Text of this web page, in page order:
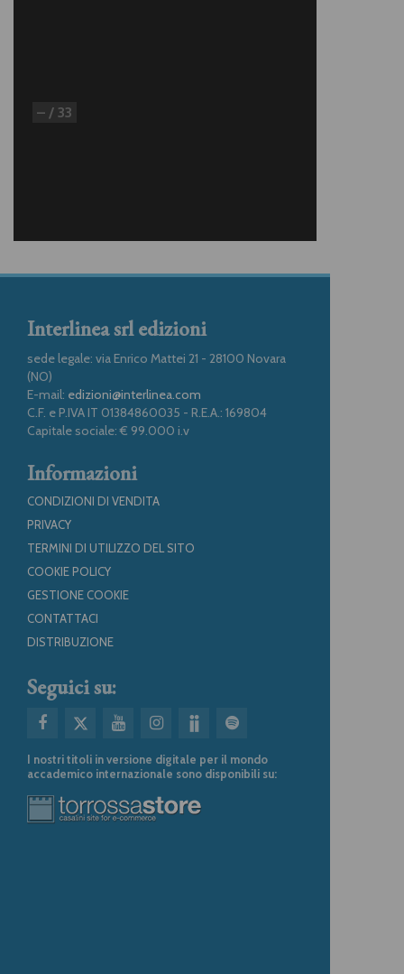
– / 33
Interlinea srl edizioni
sede legale: via Enrico Mattei 21 - 28100 Novara
(NO)
E-mail: edizioni@interlinea.com
C.F. e P.IVA IT 01384860035 - R.E.A.: 169804
Capitale sociale: € 99.000 i.v
Informazioni
CONDIZIONI DI VENDITA
PRIVACY
TERMINI DI UTILIZZO DEL SITO
COOKIE POLICY
GESTIONE COOKIE
CONTATTACI
DISTRIBUZIONE
Seguici su:
I nostri titoli in versione digitale per il mondo
accademico internazionale sono disponibili su: